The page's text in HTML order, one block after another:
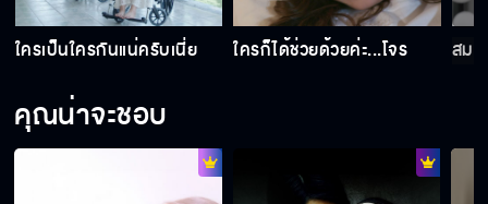
ใครก็ได้ช่วยด้วยค่ะ...โจร
ใครเป็นใครกันแน่ครับเนี่ย ใครก็ได้ช่วยด้วยค่ะ...โจร สม
คุณน่าจะชอบ